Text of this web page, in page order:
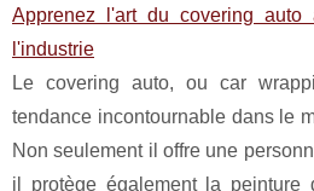
Apprenez l'art du covering auto
l'industrie
Le covering auto, ou car
tendance incontournable dans le
Non seulement il offre une
il protège également la peinture